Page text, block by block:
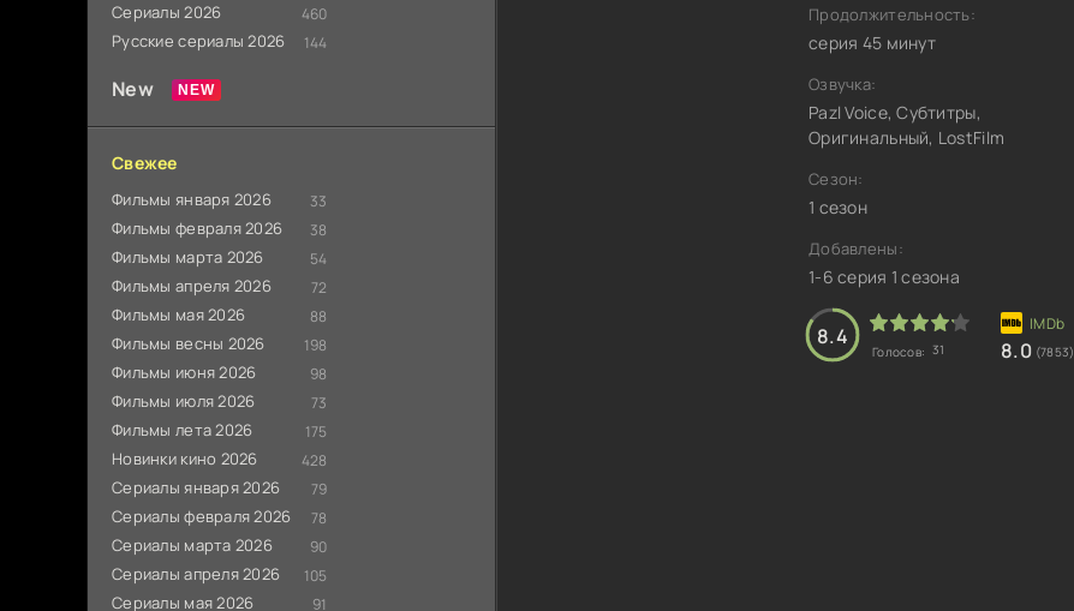
Сериалы 2026 460
Русские сериалы 2026 144
New
Свежее
Фильмы января 2026 33
Фильмы февраля 2026 38
Фильмы марта 2026 54
Фильмы апреля 2026 72
Фильмы мая 2026 88
Фильмы весны 2026 198
Фильмы июня 2026 98
Фильмы июля 2026 73
Фильмы лета 2026 175
Новинки кино 2026 428
Сериалы января 2026 79
Сериалы февраля 2026 78
Сериалы марта 2026 90
Сериалы апреля 2026 105
Сериалы мая 2026 91
Продолжительность:
серия 45 минут
Озвучка:
Pazl Voice, Субтитры,
Оригинальный, LostFilm
Сезон:
1 сезон
Добавлены:
1-6 серия 1 сезона
8.4
Голосов: 31 8.0 (7853)